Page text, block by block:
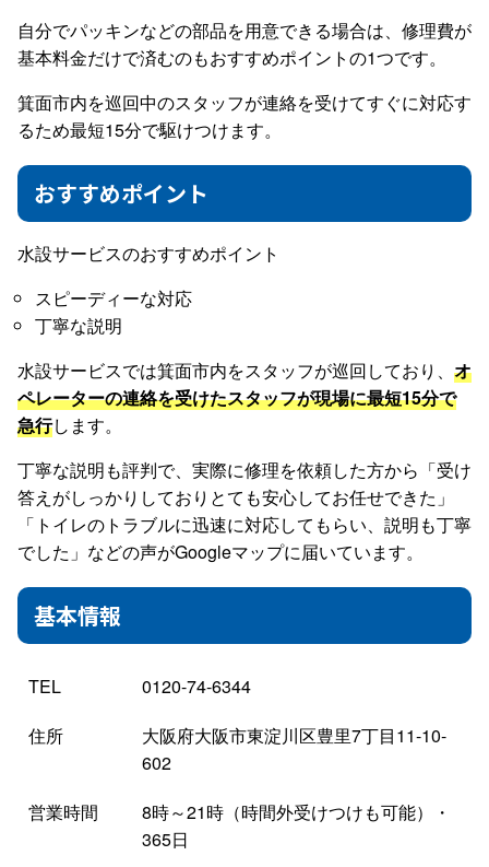
自分でパッキンなどの部品を用意できる場合は、修理費が
基本料金だけで済むのもおすすめポイントの1つです。
箕面市内を巡回中のスタッフが連絡を受けてすぐに対応す
るため最短15分で駆けつけます。
おすすめポイント
水設サービスのおすすめポイント
スピーディーな対応
丁寧な説明
水設サービスでは箕面市内をスタッフが巡回しており、 オ
ペレーターの連絡を受けたスタッフが現場に最短15分で
急行します。
丁寧な説明も評判で、実際に修理を依頼した方から「受け
答えがしっかりしておりとても安心してお任せできた」
「トイレのトラブルに迅速に対応してもらい、説明も丁寧
でした」などの声がGoogleマップに届いています。
基本情報
TEL
0120-74-6344
住所
大阪府大阪市東淀川区豊里7丁目11-10-
602
営業時間
8時～21時（時間外受けつけも可能）・
365日